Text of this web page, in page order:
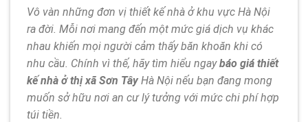
Vô vàn những đơn vị thiết kế nhà ở khu vực Hà Nội
ra đời. Mỗi nơi mang đến một mức giá dịch vụ khác
nhau khiến mọi người cảm thấy băn khoăn khi có
nhu cầu. Chính vì thế, hãy tìm hiểu ngaybáo giá thiết
kế nhà ở thị xã Sơn TâyHà Nội nếu bạn đang mong
muốn sở hữu nơi an cư lý tưởng với mức chi phí hợp
túi tiền.